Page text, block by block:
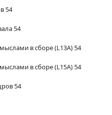
54
54
в сборе (L13A) 54
в сборе (L15A) 54
54